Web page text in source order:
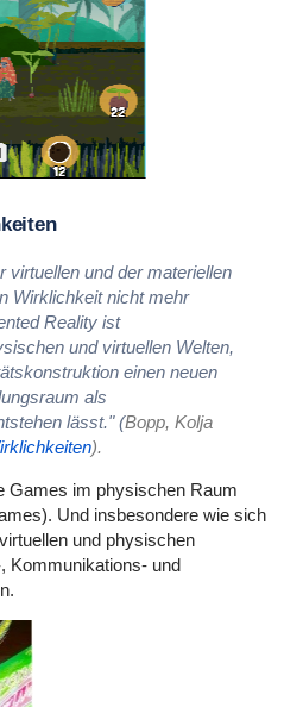
virtuellen und der materiellen
Wirklichkeit nicht mehr
Reality ist
und virtuellen Welten,
einen neuen
als
lässt." (Bopp, Kolja
).
Games im physischen Raum
Und insbesondere wie sich
und physischen
Kommunikations- und